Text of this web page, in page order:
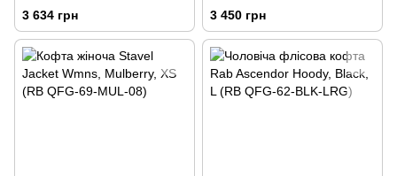
3 634 грн 3 450 грн